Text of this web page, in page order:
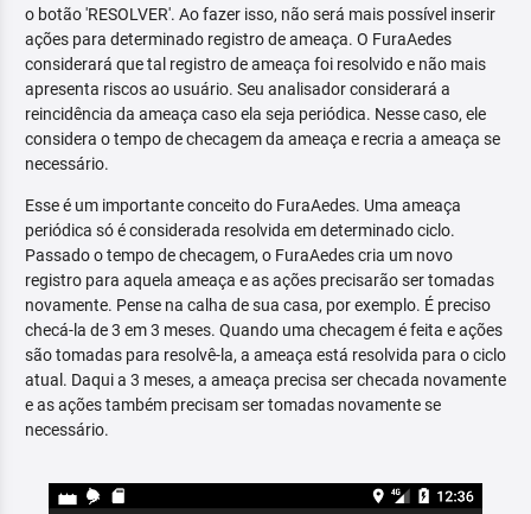
o botão 'RESOLVER'. Ao fazer isso, não será mais possível inserir
ações para determinado registro de ameaça. O FuraAedes
considerará que tal registro de ameaça foi resolvido e não mais
apresenta riscos ao usuário. Seu analisador considerará a
reincidência da ameaça caso ela seja periódica. Nesse caso, ele
considera o tempo de checagem da ameaça e recria a ameaça se
necessário.
Esse é um importante conceito do FuraAedes. Uma ameaça
periódica só é considerada resolvida em determinado ciclo.
Passado o tempo de checagem, o FuraAedes cria um novo
registro para aquela ameaça e as ações precisarão ser tomadas
novamente. Pense na calha de sua casa, por exemplo. É preciso
checá-la de 3 em 3 meses. Quando uma checagem é feita e ações
são tomadas para resolvê-la, a ameaça está resolvida para o ciclo
atual. Daqui a 3 meses, a ameaça precisa ser checada novamente
e as ações também precisam ser tomadas novamente se
necessário.